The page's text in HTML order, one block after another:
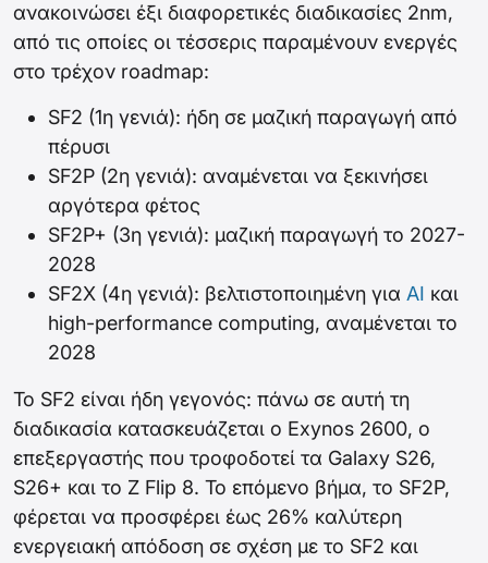
ανακοινώσει έξι διαφορετικές διαδικασίες 2nm,
από τις οποίες οι τέσσερις παραμένουν ενεργές
στο τρέχον roadmap:
SF2 (1η γενιά): ήδη σε μαζική παραγωγή από
πέρυσι
SF2P (2η γενιά): αναμένεται να ξεκινήσει
αργότερα φέτος
SF2P+ (3η γενιά): μαζική παραγωγή το 2027-
2028
SF2X (4η γενιά): βελτιστοποιημένη για AI και
high-performance computing, αναμένεται το
2028
Το SF2 είναι ήδη γεγονός: πάνω σε αυτή τη
διαδικασία κατασκευάζεται ο Exynos 2600, ο
επεξεργαστής που τροφοδοτεί τα Galaxy S26,
S26+ και το Z Flip 8. Το επόμενο βήμα, το SF2P,
φέρεται να προσφέρει έως 26% καλύτερη
ενεργειακή απόδοση σε σχέση με το SF2 και